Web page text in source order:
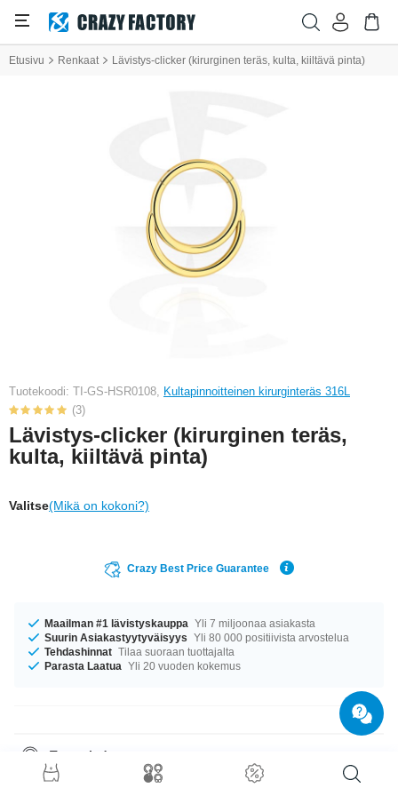
Etusivu Renkaat Lävistys-clicker (kirurginen teräs, kulta, kiiltävä pinta)
Tuotekoodi: TI-GS-HSR0108, Kultapinnoitteinen kirurginteräs 316L
(3)
Lävistys-clicker (kirurginen teräs,
kulta, kiiltävä pinta)
Valitse(Mikä on kokoni?)
Crazy Best Price Guarantee
Maailman #1 lävistyskauppa Yli 7 miljoonaa asiakasta
Suurin Asiakastyytyväisyys Yli 80 000 positiivista arvostelua
Tehdashinnat Tilaa suoraan tuottajalta
Parasta Laatua Yli 20 vuoden kokemus
Tuotetiedot
Tuote odottaa sinua koossa 1.2 mm. Varastossa on halkaisijoita 8 mm ja